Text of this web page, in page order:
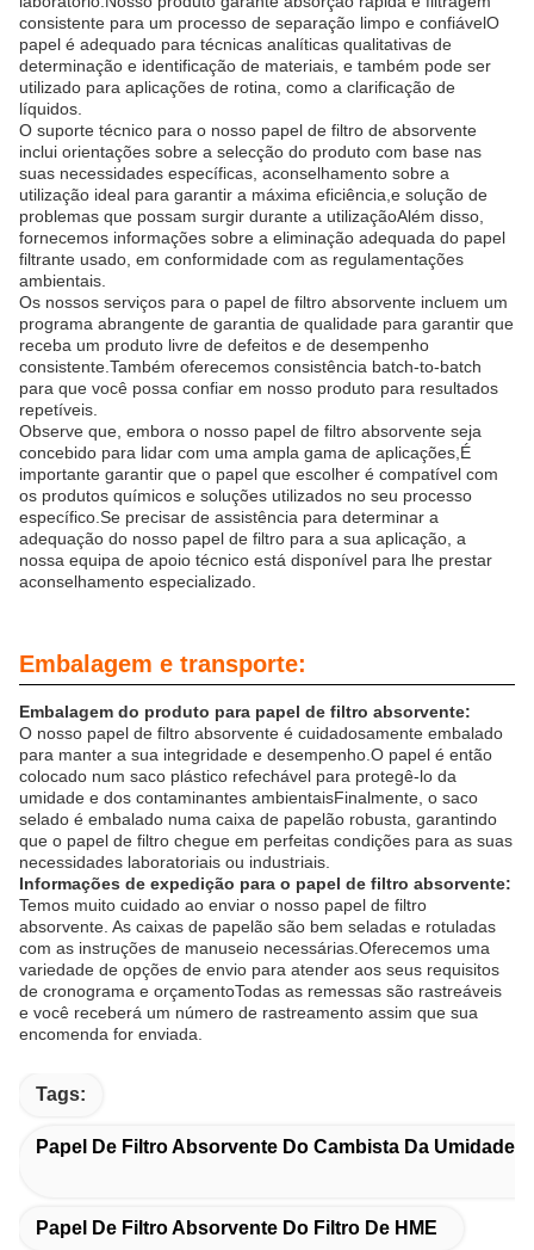
consistente para um processo de separação limpo e confiávelO
papel é adequado para técnicas analíticas qualitativas de
determinação e identificação de materiais, e também pode ser
utilizado para aplicações de rotina, como a clarificação de
líquidos.
O suporte técnico para o nosso papel de filtro de absorvente
inclui orientações sobre a selecção do produto com base nas
suas necessidades específicas, aconselhamento sobre a
utilização ideal para garantir a máxima eficiência,e solução de
problemas que possam surgir durante a utilizaçãoAlém disso,
fornecemos informações sobre a eliminação adequada do papel
filtrante usado, em conformidade com as regulamentações
ambientais.
Os nossos serviços para o papel de filtro absorvente incluem um
programa abrangente de garantia de qualidade para garantir que
receba um produto livre de defeitos e de desempenho
consistente.Também oferecemos consistência batch-to-batch
para que você possa confiar em nosso produto para resultados
repetíveis.
Observe que, embora o nosso papel de filtro absorvente seja
concebido para lidar com uma ampla gama de aplicações,É
importante garantir que o papel que escolher é compatível com
os produtos químicos e soluções utilizados no seu processo
específico.Se precisar de assistência para determinar a
adequação do nosso papel de filtro para a sua aplicação, a
nossa equipa de apoio técnico está disponível para lhe prestar
aconselhamento especializado.
Embalagem e transporte:
Embalagem do produto para papel de filtro absorvente:
O nosso papel de filtro absorvente é cuidadosamente embalado
para manter a sua integridade e desempenho.O papel é então
colocado num saco plástico refechável para protegê-lo da
umidade e dos contaminantes ambientaisFinalmente, o saco
selado é embalado numa caixa de papelão robusta, garantindo
que o papel de filtro chegue em perfeitas condições para as suas
necessidades laboratoriais ou industriais.
Informações de expedição para o papel de filtro absorvente:
Temos muito cuidado ao enviar o nosso papel de filtro
absorvente. As caixas de papelão são bem seladas e rotuladas
com as instruções de manuseio necessárias.Oferecemos uma
variedade de opções de envio para atender aos seus requisitos
de cronograma e orçamentoTodas as remessas são rastreáveis
e você receberá um número de rastreamento assim que sua
encomenda for enviada.
Tags:
Papel De Filtro Absorvente Do Cambista Da Umidade
Papel De Filtro Absorvente Do Filtro De HME